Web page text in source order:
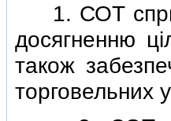
1. СОТ
досягненню
також
торговельних